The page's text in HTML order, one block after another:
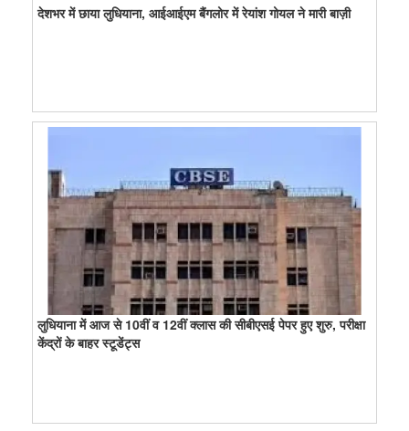
देशभर में छाया लुधियाना, आईआईएम बैंगलोर में रेयांश गोयल ने मारी बाज़ी
लुधियाना में आज से 10वीं व 12वीं क्लास की सीबीएसई पेपर हुए शुरु, परीक्षा
केंद्रों के बाहर स्टूडेंट्स